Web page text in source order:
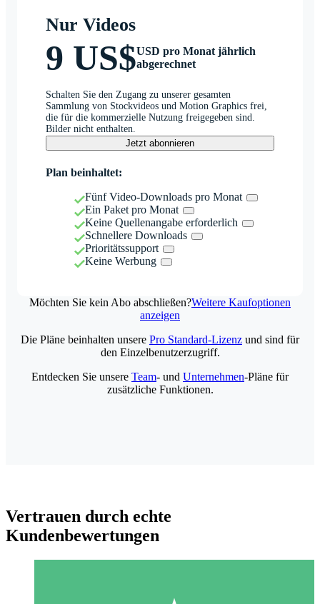
Nur Videos
9 US$USD pro Monat jährlich
abgerechnet
Schalten Sie den Zugang zu unserer gesamten
Sammlung von Stockvideos und Motion Graphics frei,
die für die kommerzielle Nutzung freigegeben sind.
Bilder nicht enthalten.
Jetzt abonnieren
Plan beinhaltet:
Fünf Video-Downloads pro Monat
Ein Paket pro Monat
Keine Quellenangabe erforderlich
Schnellere Downloads
Prioritätssupport
Keine Werbung
Möchten Sie kein Abo abschließen?Weitere Kaufoptionen
anzeigen
Die Pläne beinhalten unsere Pro Standard-Lizenz und sind für
den Einzelbenutzerzugriff.
Entdecken Sie unsere Team- und Unternehmen-Pläne für
zusätzliche Funktionen.
Vertrauen durch echte
Kundenbewertungen